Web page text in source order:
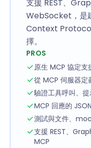
支援 REST、
WebSocket，是
Context Protocol
擇。
PROS
原生 MCP 協定
從 MCP 伺服器定
驗證工具呼叫、
MCP 回應的
測試與文件、
支援 REST、
MCP